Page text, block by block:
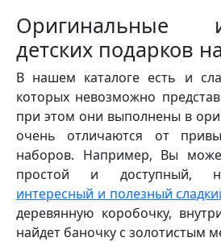
Оригинальные
детских подарков
В нашем каталоге есть и
которых невозможно
при этом они выполнены в
очень отличаются от
наборов. Например, Вы
простой и доступный,
интересный и полезный
деревянную коробочку,
найдет баночку с золотистым